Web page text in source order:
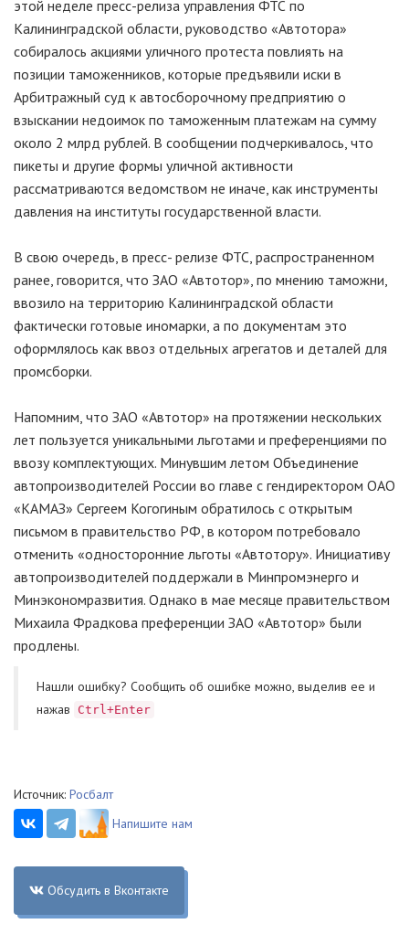
этой неделе пресс-релиза управления ФТС по
Калининградской области, руководство «Автотора»
собиралось акциями уличного протеста повлиять на
позиции таможенников, которые предъявили иски в
Арбитражный суд к автосборочному предприятию о
взыскании недоимок по таможенным платежам на сумму
около 2 млрд рублей. В сообщении подчеркивалось, что
пикеты и другие формы уличной активности
рассматриваются ведомством не иначе, как инструменты
давления на институты государственной власти.
В свою очередь, в пресс- релизе ФТС, распространенном
ранее, говорится, что ЗАО «Автотор», по мнению таможни,
ввозило на территорию Калининградской области
фактически готовые иномарки, а по документам это
оформлялось как ввоз отдельных агрегатов и деталей для
промсборки.
Напомним, что ЗАО «Автотор» на протяжении нескольких
лет пользуется уникальными льготами и преференциями по
ввозу комплектующих. Минувшим летом Объединение
автопроизводителей России во главе с гендиректором ОАО
«КАМАЗ» Сергеем Когогиным обратилось с открытым
письмом в правительство РФ, в котором потребовало
отменить «односторонние льготы «Автотору». Инициативу
автопроизводителей поддержали в Минпромэнерго и
Минэкономразвития. Однако в мае месяце правительством
Михаила Фрадкова преференции ЗАО «Автотор» были
продлены.
Нашли ошибку? Cообщить об ошибке можно, выделив ее и
нажав
Ctrl+Enter
Источник: Росбалт
Напишите нам
Обсудить в Вконтакте